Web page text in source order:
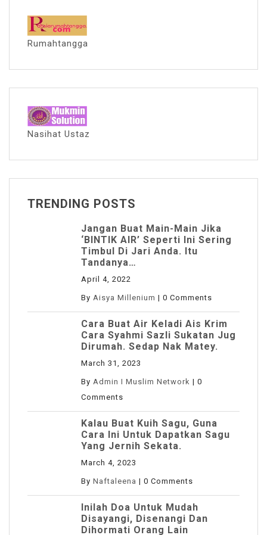
Rumahtangga
Nasihat Ustaz
TRENDING POSTS
Jangan Buat Main-Main Jika
‘BINTIK AIR’ Seperti Ini Sering
Timbul Di Jari Anda. Itu
Tandanya…
April 4, 2022
By Aisya Millenium | 0 Comments
Cara Buat Air Keladi Ais Krim
Cara Syahmi Sazli Sukatan Jug
Dirumah. Sedap Nak Matey.
March 31, 2023
By Admin I Muslim Network | 0
Comments
Kalau Buat Kuih Sagu, Guna
Cara Ini Untuk Dapatkan Sagu
Yang Jernih Sekata.
March 4, 2023
By Naftaleena | 0 Comments
Inilah Doa Untuk Mudah
Disayangi, Disenangi Dan
Dihormati Orang Lain